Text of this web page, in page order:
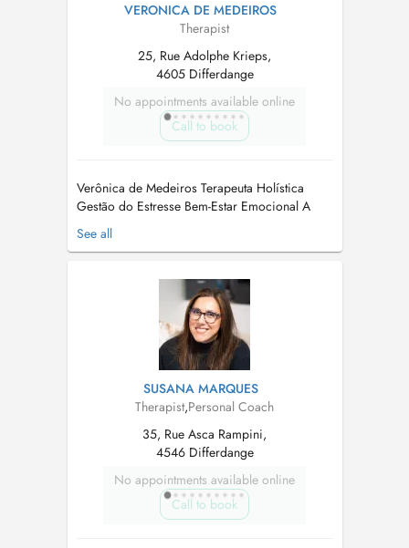
VERONICA DE MEDEIROS
Therapist
25, Rue Adolphe Krieps,
4605 Differdange
No appointments available online
Call to book
Verônica de Medeiros Terapeuta Holística
Gestão do Estresse Bem-Estar Emocional A
cabeça que não para. O coração que acelera
sem motivo. O corpo que dói, que está tenso,
não vem ou que vem, mas não descansa. A
sensação de estar sempre no limite, mes...
See all
SUSANA MARQUES
Therapist,Personal Coach
35, Rue Asca Rampini,
4546 Differdange
No appointments available online
Call to book